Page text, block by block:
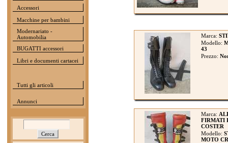
Accessori
Macchine per bambini
Modernariato -
Automobilia
BUGATTI accessori
Libri e documenti cartacei
Tutti gli articoli
Annunci
Marca:
Modello:
43
Prezzo:
Marca:
FIRMATI
COSTER
Modello:
MOTO